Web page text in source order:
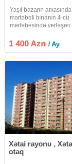
Yaşıl bazarın
mərtəbəli binanın 4-cü
mərtəbəsində yerləşən
расположенный за
рынком, на 4-м этаже
1 400 Azn/ Ay
Xətai rayonu ,
otaq